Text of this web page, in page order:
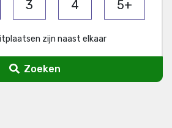
3 4 5+
zijn naast elkaar
Zoeken